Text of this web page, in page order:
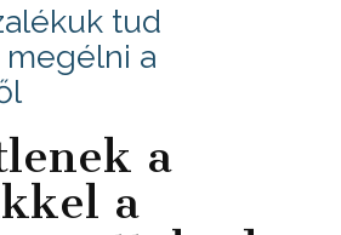
tud
megélni a
a
a